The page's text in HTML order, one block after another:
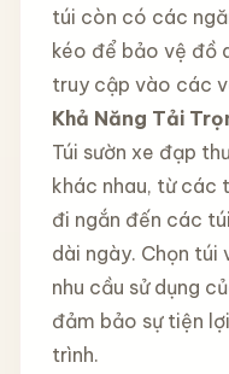
túi còn có các
kéo để bảo vệ đồ
truy cập vào các
Khả Năng Tải
Túi sườn xe đạp
khác nhau, từ các
đi ngắn đến các
dài ngày. Chọn túi
nhu cầu sử dụng
đảm bảo sự tiện
trình.